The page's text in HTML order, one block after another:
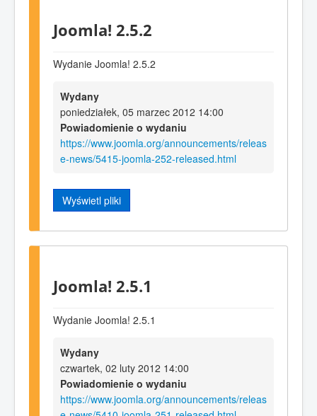
Joomla! 2.5.2
Wydanie Joomla! 2.5.2
Wydany
poniedziałek, 05 marzec 2012 14:00
Powiadomienie o wydaniu
https://www.joomla.org/announcements/releas
e-news/5415-joomla-252-released.html
Wyświetl pliki
Joomla! 2.5.1
Wydanie Joomla! 2.5.1
Wydany
czwartek, 02 luty 2012 14:00
Powiadomienie o wydaniu
https://www.joomla.org/announcements/releas